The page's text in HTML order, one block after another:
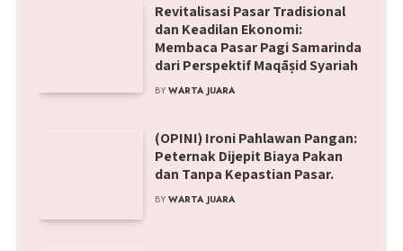
Revitalisasi Pasar Tradisional
dan Keadilan Ekonomi:
Membaca Pasar Pagi Samarinda
dari Perspektif Maqāṣid Syariah
BY WARTA JUARA
(OPINI) Ironi Pahlawan Pangan:
Peternak Dijepit Biaya Pakan
dan Tanpa Kepastian Pasar.
BY WARTA JUARA